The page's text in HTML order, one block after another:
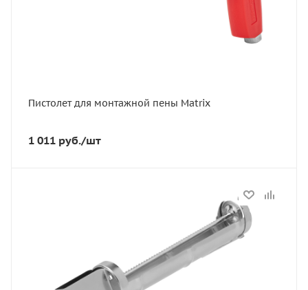
Пистолет для монтажной пены Matrix
1 011 руб./шт